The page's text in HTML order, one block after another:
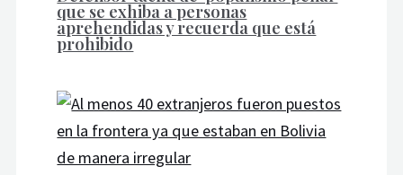
que se exhiba a personas
aprehendidas y recuerda que está
prohibido